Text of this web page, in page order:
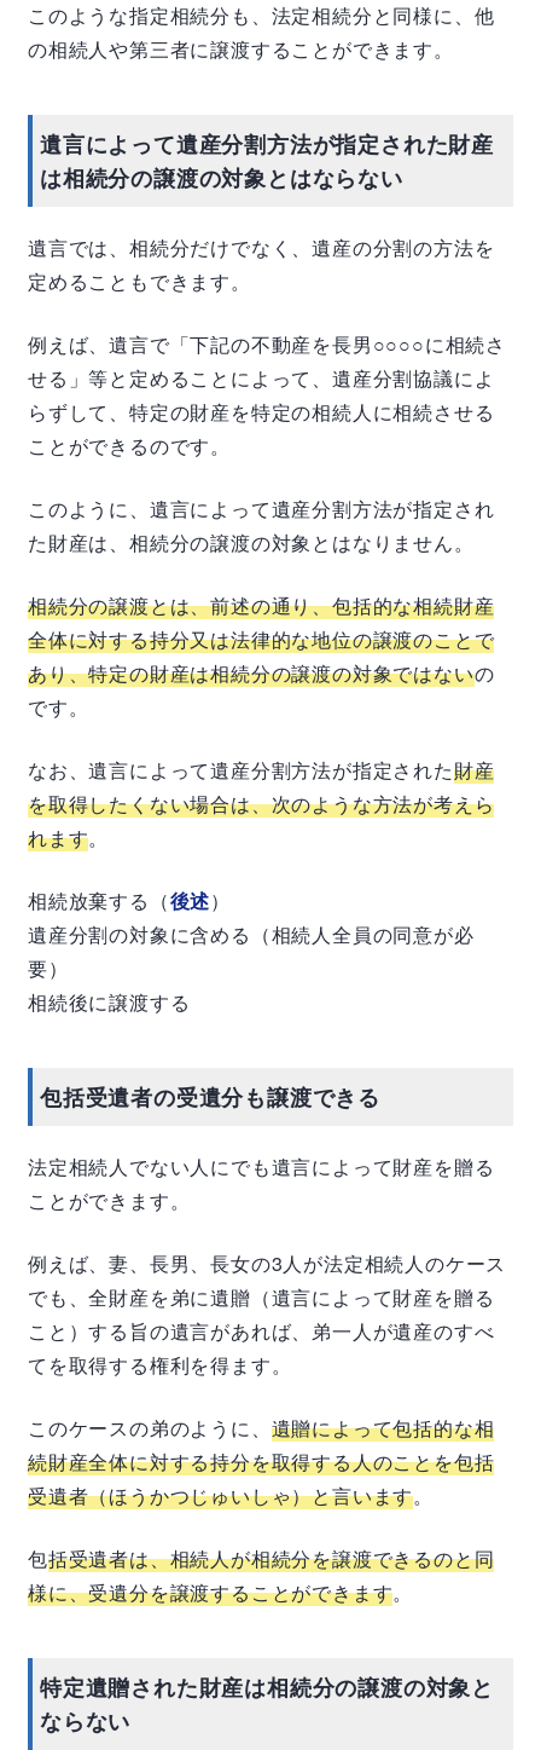
このような指定相続分も、法定相続分と同様に、他
の相続人や第三者に譲渡することができます。
遺言によって遺産分割方法が指定された財産
は相続分の譲渡の対象とはならない
遺言では、相続分だけでなく、遺産の分割の方法を
定めることもできます。
例えば、遺言で「下記の不動産を長男○○○○に相続さ
せる」等と定めることによって、遺産分割協議によ
らずして、特定の財産を特定の相続人に相続させる
ことができるのです。
このように、遺言によって遺産分割方法が指定され
た財産は、相続分の譲渡の対象とはなりません。
相続分の譲渡とは、前述の通り、包括的な相続財産
全体に対する持分又は法律的な地位の譲渡のことで
あり、特定の財産は相続分の譲渡の対象ではないの
です。
なお、遺言によって遺産分割方法が指定された財産
を取得したくない場合は、次のような方法が考えら
れます。
相続放棄する（後述）
遺産分割の対象に含める（相続人全員の同意が必
要）
相続後に譲渡する
包括受遺者の受遺分も譲渡できる
法定相続人でない人にでも遺言によって財産を贈る
ことができます。
例えば、妻、長男、長女の3人が法定相続人のケース
でも、全財産を弟に遺贈（遺言によって財産を贈る
こと）する旨の遺言があれば、弟一人が遺産のすべ
てを取得する権利を得ます。
このケースの弟のように、 遺贈によって包括的な相
続財産全体に対する持分を取得する人のことを包括
受遺者（ほうかつじゅいしゃ）と言います。
包括受遺者は、相続人が相続分を譲渡できるのと同
様に、受遺分を譲渡することができます。
特定遺贈された財産は相続分の譲渡の対象と
ならない